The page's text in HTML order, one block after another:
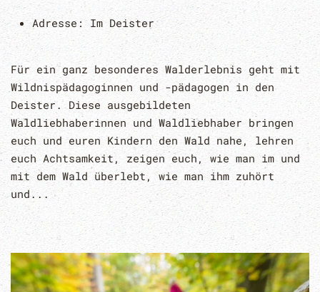
Adresse: Im Deister
Für ein ganz besonderes Walderlebnis geht mit
Wildnispädagoginnen und -pädagogen in den
Deister. Diese ausgebildeten
Waldliebhaberinnen und Waldliebhaber bringen
euch und euren Kindern den Wald nahe, lehren
euch Achtsamkeit, zeigen euch, wie man im und
mit dem Wald überlebt, wie man ihm zuhört
und...